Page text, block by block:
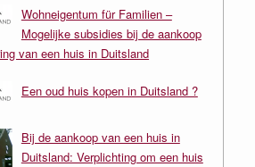
Wohneigentum für Familien –
Mogelijke subsidies bij de aankoop
van een huis in Duitsland
Een oud huis kopen in Duitsland ?
Bij de aankoop van een huis in
Duitsland: Verplichting om een huis